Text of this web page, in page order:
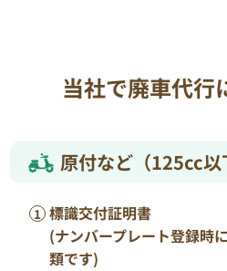
当社で廃車代行
原付など（125cc以
標識交付証明書
(ナンバープレート登録時
類です)